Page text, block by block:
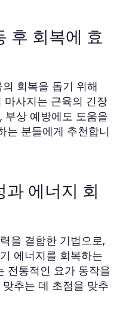
후 회복에 효
회복을 돕기 위해
마사지는 근육의 긴장
부상 예방에도 도움을
는 분들에게 추천합니
과 에너지 회
을 결합한 기법으로,
에너지를 회복하는
전통적인 요가 동작을
추는 데 초점을 맞추